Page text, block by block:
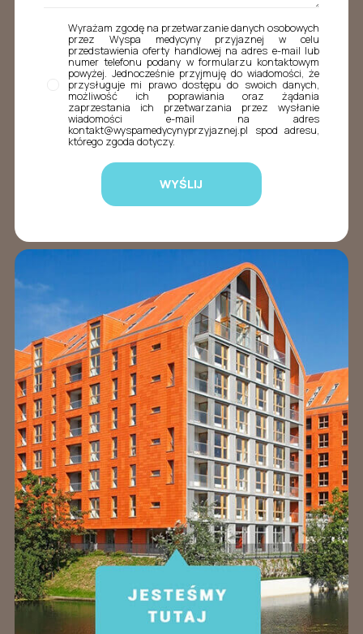
Wyrażam zgodę na przetwarzanie danych osobowych
przez Wyspa medycyny przyjaznej w celu
przedstawienia oferty handlowej na adres e-mail lub
numer telefonu podany w formularzu kontaktowym
powyżej. Jednocześnie przyjmuję do wiadomości, że
przysługuje mi prawo dostępu do swoich danych,
możliwość ich poprawiania oraz żądania
zaprzestania ich przetwarzania przez wysłanie
wiadomości e-mail na adres
kontakt@wyspamedycynyprzyjaznej.pl spod adresu,
którego zgoda dotyczy.